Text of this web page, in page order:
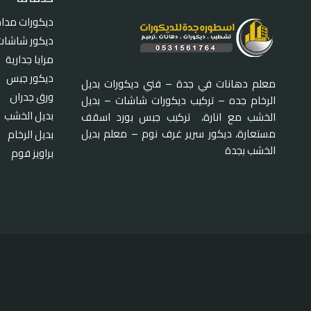
معلم دهانات في جدة – فني ديكورات بديل
الرخام جده – تركيب ديكورات شاشات – بديل
الخشب مع انارة، تركيب جبس بورد اسقف
مستعارة، ديكور سرير غرف نوم – معلم بديل
الخشب بجدة
ديكورات
ديكور
مرايا جدارية
ديكور جبس
ورق جدران
بديل الخشب
بديل الرخام
براويز فوم